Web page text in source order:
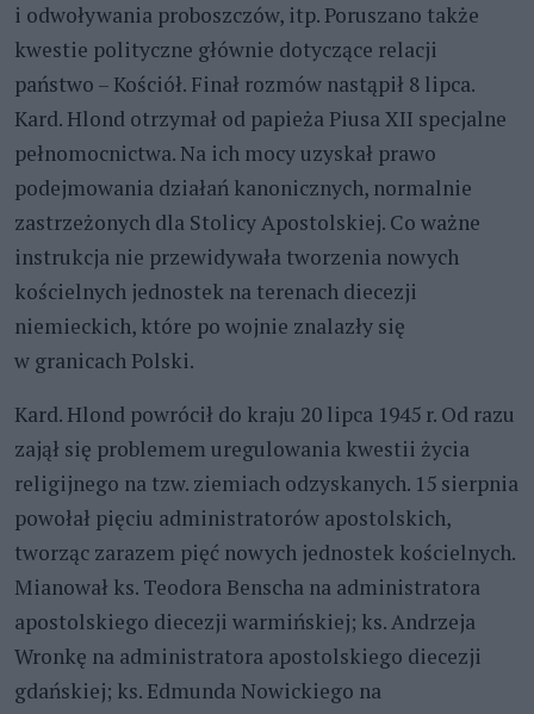
i odwoływania proboszczów, itp. Poruszano także
kwestie polityczne głównie dotyczące relacji
państwo – Kościół. Finał rozmów nastąpił 8 lipca.
Kard. Hlond otrzymał od papieża Piusa XII specjalne
pełnomocnictwa. Na ich mocy uzyskał prawo
podejmowania działań kanonicznych, normalnie
zastrzeżonych dla Stolicy Apostolskiej. Co ważne
instrukcja nie przewidywała tworzenia nowych
kościelnych jednostek na terenach diecezji
niemieckich, które po wojnie znalazły się
w granicach Polski.
Kard. Hlond powrócił do kraju 20 lipca 1945 r. Od razu
zajął się problemem uregulowania kwestii życia
religijnego na tzw. ziemiach odzyskanych. 15 sierpnia
powołał pięciu administratorów apostolskich,
tworząc zarazem pięć nowych jednostek kościelnych.
Mianował ks. Teodora Benscha na administratora
apostolskiego diecezji warmińskiej; ks. Andrzeja
Wronkę na administratora apostolskiego diecezji
gdańskiej; ks. Edmunda Nowickiego na